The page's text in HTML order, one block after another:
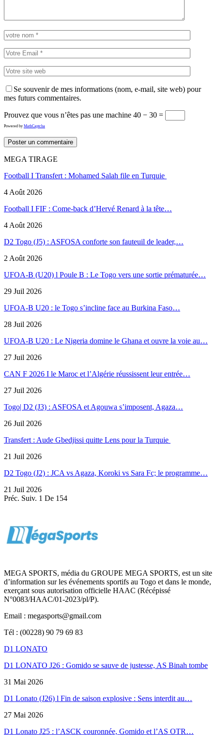
Se souvenir de mes informations (nom, e-mail, site web) pour
mes futurs commentaires.
Prouvez que vous n’êtes pas une machine 40 − 30 =
Powered by MathCaptcha
MEGA TIRAGE
Football I Transfert : Mohamed Salah file en Turquie
4 Août 2026
Football I FIF : Come-back d’Hervé Renard à la tête…
4 Août 2026
D2 Togo (J5) : ASFOSA conforte son fauteuil de leader,…
2 Août 2026
UFOA-B (U20) l Poule B : Le Togo vers une sortie prématurée…
29 Juil 2026
UFOA-B U20 : le Togo s’incline face au Burkina Faso…
28 Juil 2026
UFOA-B U20 : Le Nigeria domine le Ghana et ouvre la voie au…
27 Juil 2026
CAN F 2026 I le Maroc et l’Algérie réussissent leur entrée…
27 Juil 2026
Togo| D2 (J3) : ASFOSA et Agouwa s’imposent, Agaza…
26 Juil 2026
Transfert : Aude Gbedjissi quitte Lens pour la Turquie
21 Juil 2026
D2 Togo (J2) : JCA vs Agaza, Koroki vs Sara Fc; le programme…
21 Juil 2026
Préc. Suiv. 1 De 154
MEGA SPORTS, média du GROUPE MEGA SPORTS, est un site
d’information sur les événements sportifs au Togo et dans le monde,
exerçant sous autorisation officielle HAAC (Récépissé
N°0083/HAAC/01-2023/pl/P).
Email : megasports@gmail.com
Tél : (00228) 90 79 69 83
D1 LONATO
D1 LONATO J26 : Gomido se sauve de justesse, AS Binah tombe
31 Mai 2026
D1 Lonato (J26) l Fin de saison explosive : Sens interdit au…
27 Mai 2026
D1 Lonato J25 : l’ASCK couronnée, Gomido et l’AS OTR…